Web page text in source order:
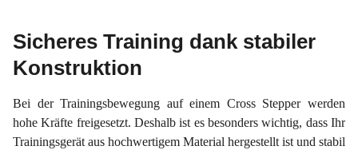
Sicheres Training dank stabiler
Konstruktion
Bei der Trainingsbewegung auf einem Cross Stepper werden
hohe Kräfte freigesetzt. Deshalb ist es besonders wichtig, dass Ihr
Trainingsgerät aus hochwertigem Material hergestellt ist und stabil